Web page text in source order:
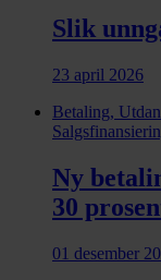
Slik
23 april 2026
Betaling,
Ny
30
01 desember